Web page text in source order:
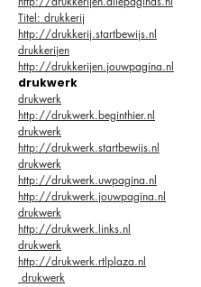
Titel: drukkerij
http://drukkerij.startbewijs.nl
drukkerijen
http://drukkerijen.jouwpagina.nl
drukwerk
drukwerk
http://drukwerk.beginthier.nl
drukwerk
http://drukwerk.startbewijs.nl
drukwerk
http://drukwerk.uwpagina.nl
http://drukwerk.jouwpagina.nl
drukwerk
http://drukwerk.links.nl
drukwerk
http://drukwerk.rtlplaza.nl
drukwerk